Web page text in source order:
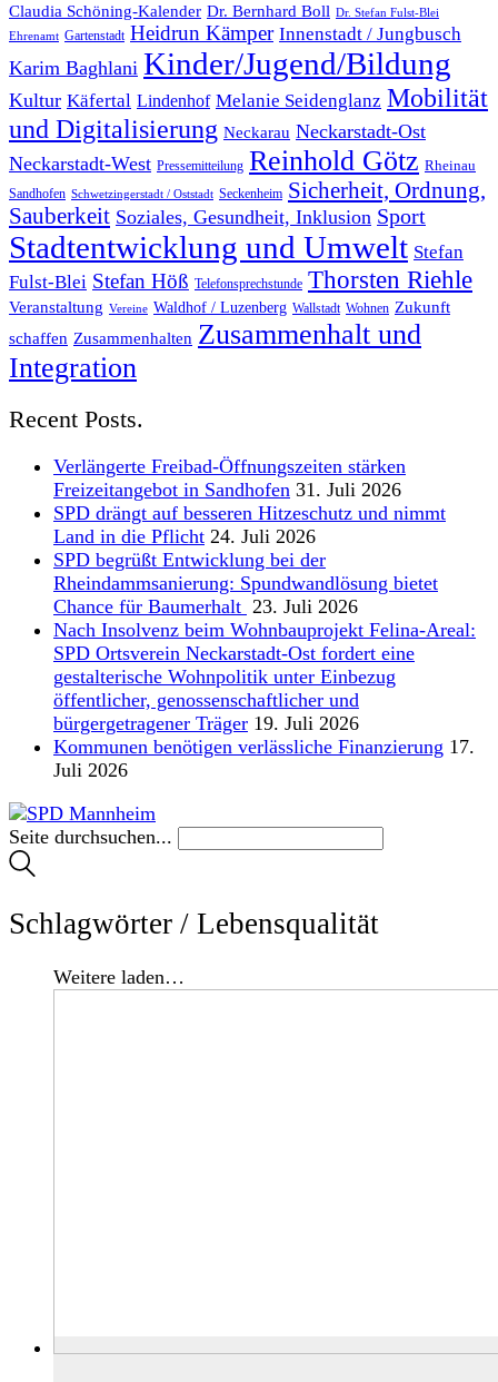
Claudia Schöning-Kalender Dr. Bernhard Boll Dr. Stefan Fulst-Blei
Ehrenamt Gartenstadt Heidrun Kämper Innenstadt / Jungbusch
Karim Baghlani Kinder/Jugend/Bildung
Kultur Käfertal Lindenhof Melanie Seidenglanz Mobilität
und Digitalisierung Neckarau Neckarstadt-Ost
Neckarstadt-West Pressemitteilung Reinhold Götz Rheinau
Sandhofen Schwetzingerstadt / Oststadt Seckenheim Sicherheit, Ordnung,
Sauberkeit Soziales, Gesundheit, Inklusion Sport
Stadtentwicklung und Umwelt Stefan
Fulst-Blei Stefan Höß Telefonsprechstunde Thorsten Riehle
Veranstaltung Vereine Waldhof / Luzenberg Wallstadt Wohnen Zukunft
schaffen Zusammenhalten Zusammenhalt und
Integration
Recent Posts.
Verlängerte Freibad-Öffnungszeiten stärken
Freizeitangebot in Sandhofen 31. Juli 2026
SPD drängt auf besseren Hitzeschutz und nimmt
Land in die Pflicht 24. Juli 2026
SPD begrüßt Entwicklung bei der
Rheindammsanierung: Spundwandlösung bietet
Chance für Baumerhalt 23. Juli 2026
Nach Insolvenz beim Wohnbauprojekt Felina-Areal:
SPD Ortsverein Neckarstadt-Ost fordert eine
gestalterische Wohnpolitik unter Einbezug
öffentlicher, genossenschaftlicher und
bürgergetragener Träger 19. Juli 2026
Kommunen benötigen verlässliche Finanzierung 17.
Juli 2026
Seite durchsuchen...
Schlagwörter / Lebensqualität
Weitere laden…